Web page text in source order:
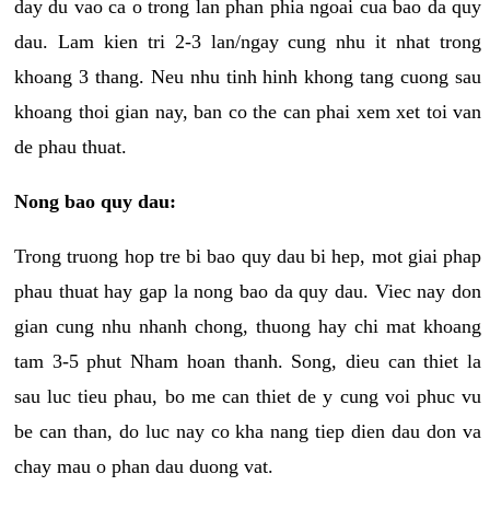
day du vao ca o trong lan phan phia ngoai cua bao da quy
dau. Lam kien tri 2-3 lan/ngay cung nhu it nhat trong
khoang 3 thang. Neu nhu tinh hinh khong tang cuong sau
khoang thoi gian nay, ban co the can phai xem xet toi van
de phau thuat.
Nong bao quy dau:
Trong truong hop tre bi bao quy dau bi hep, mot giai phap
phau thuat hay gap la nong bao da quy dau. Viec nay don
gian cung nhu nhanh chong, thuong hay chi mat khoang
tam 3-5 phut Nham hoan thanh. Song, dieu can thiet la
sau luc tieu phau, bo me can thiet de y cung voi phuc vu
be can than, do luc nay co kha nang tiep dien dau don va
chay mau o phan dau duong vat.